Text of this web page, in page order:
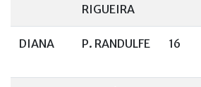
RIGUEIRA
DIANA P. RANDULFE 16